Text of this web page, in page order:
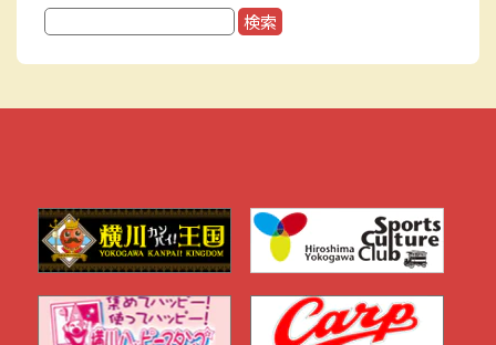
検